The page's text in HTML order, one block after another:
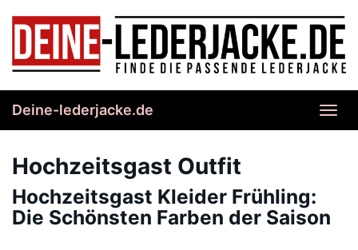
content
Deine-lederjacke.de
Hochzeitsgast Outfit
Hochzeitsgast Kleider Frühling:
Die Schönsten Farben der Saison